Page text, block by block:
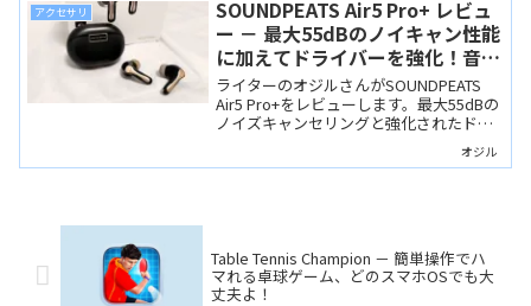
適なジャンルです。
アクセサリ
SOUNDPEATS Air5 Pro+ レビュ
ー － 最大55dBのノイキャン性能
に加えてドライバーを強化！音質
がさらに向上してスキがなくなっ
たワイヤレスイヤホン
ライターのオジルさんがSOUNDPEATS
Air5 Pro+をレビューします。最大55dBの
ノイズキャンセリングと強化されたドラ
イバーで音質がさらに進化しています。1
万円クラスでは高い完成度を誇るワイヤ
オジル
Table Tennis Champion － 簡単操作でハ
マれる卓球ゲーム、どのスマホOSでも大
丈夫よ！